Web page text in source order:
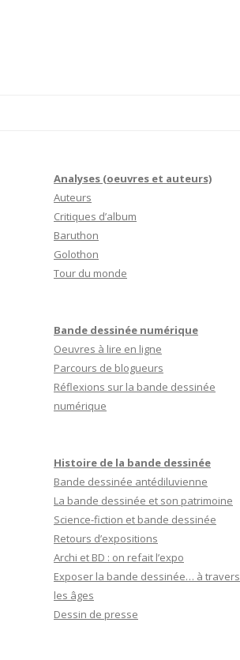
Analyses (oeuvres et auteurs)
Auteurs
Critiques d’album
Baruthon
Golothon
Tour du monde
Bande dessinée numérique
Oeuvres à lire en ligne
Parcours de blogueurs
Réflexions sur la bande dessinée
numérique
Histoire de la bande dessinée
Bande dessinée antédiluvienne
La bande dessinée et son patrimoine
Science-fiction et bande dessinée
Retours d’expositions
Archi et BD : on refait l’expo
Exposer la bande dessinée… à travers
les âges
Dessin de presse